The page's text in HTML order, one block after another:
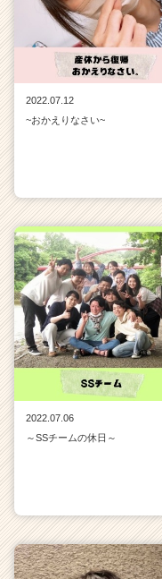
2022.07.12
~おかえりなさい~
2022.07.06
～SSチームの休日～